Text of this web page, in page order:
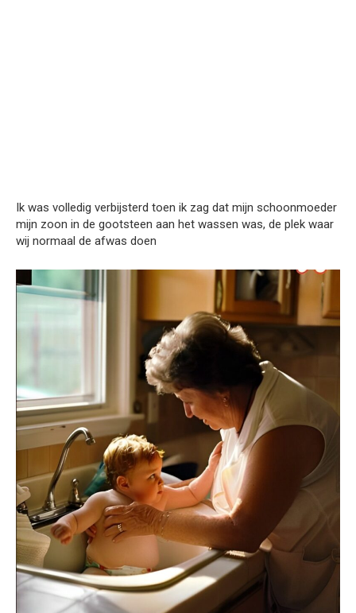
Ik was volledig verbijsterd toen ik zag dat mijn schoonmoeder
mijn zoon in de gootsteen aan het wassen was, de plek waar
wij normaal de afwas doen